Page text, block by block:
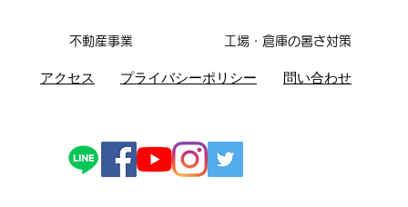
不動産事業 工場・倉庫の暑さ対策
​アクセス ​プライバシーポリシー 問い合わせ